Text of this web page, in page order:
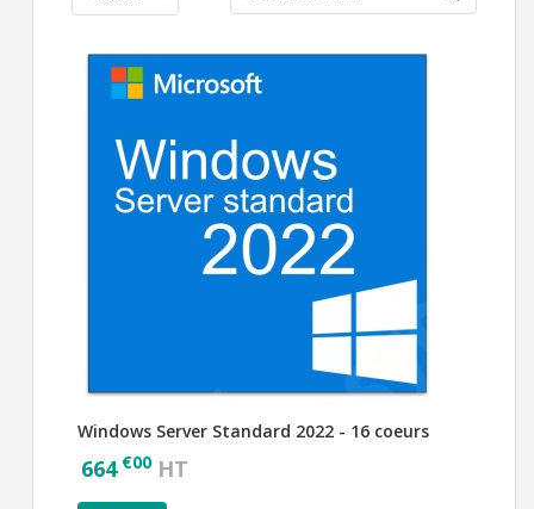
Windows Server Standard 2022 - 16 coeurs
664 €00 HT